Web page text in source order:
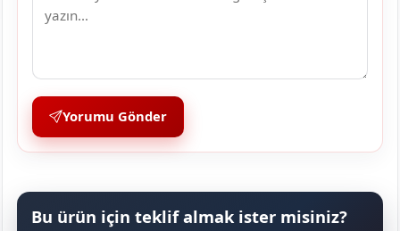
Yorumu Gönder
Bu ürün için teklif almak ister misiniz?